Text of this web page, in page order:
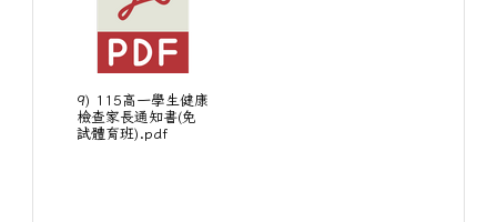
9) 115高一學生健康
檢查家長通知書(免
試體育班).pdf